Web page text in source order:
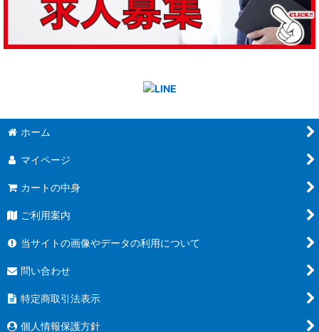
ホーム
マイページ
カートの中身
ご利用案内
当サイトの画像やデータの利用について
問い合わせ
特定商取引法表示
個人情報保護方針